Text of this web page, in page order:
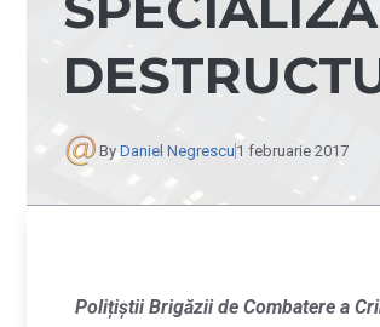
By Daniel Negrescu 1 februarie 2017
Polițiștii Brigăzii de Combatere a